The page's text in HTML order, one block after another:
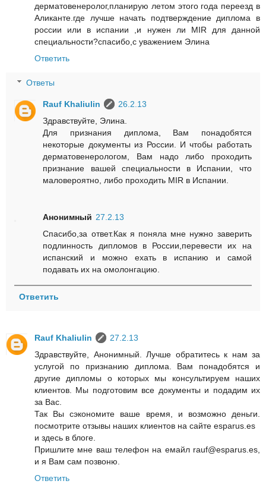
дерматовенеролог,планирую летом этого года переезд в
Аликанте.где лучше начать подтверждение диплома в
россии или в испании ,и нужен ли MIR для данной
специальности?спасибо,с уважением Элина
Ответить
Ответы
Rauf Khaliulin
26.2.13
Здравствуйте, Элина.
Для признания диплома, Вам понадобятся
некоторые документы из России. И чтобы работать
дерматовенерологом, Вам надо либо проходить
признание вашей специальности в Испании, что
маловероятно, либо проходить MIR в Испании.
Анонимный 27.2.13
Спасибо,за ответ.Как я поняла мне нужно заверить
подлинность дипломов в России,перевести их на
испанский и можно ехать в испанию и самой
подавать их на омолонгацию.
Ответить
Rauf Khaliulin
27.2.13
Здравствуйте, Анонимный. Лучше обратитесь к нам за
услугой по признанию диплома. Вам понадобятся и
другие дипломы о которых мы консультируем наших
клиентов. Мы подготовим все документы и подадим их
за Вас.
Так Вы сэкономите ваше время, и возможно деньги.
посмотрите отзывы наших клиентов на сайте esparus.es
и здесь в блоге.
Пришлите мне ваш телефон на емайл rauf@esparus.es,
и я Вам сам позвоню.
Ответить